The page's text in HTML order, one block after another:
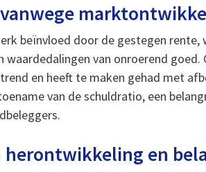
beïnvloed door de gestegen rente,
van onroerend goed.
en heeft te maken gehad met
van de schuldratio, een
herontwikkeling en